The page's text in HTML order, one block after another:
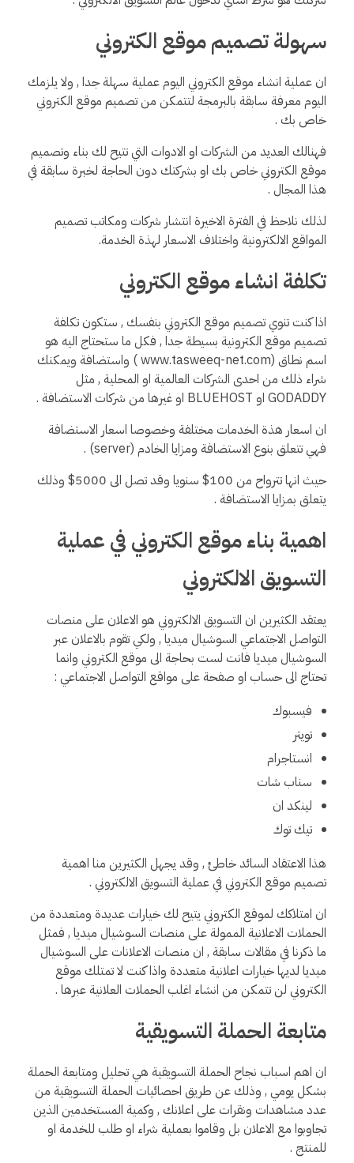
سهولة تصميم موقع الكتروني
ان عملية انشاء موقع الكتروني اليوم عملية سهلة جدا , ولا يلزمك
اليوم معرفة سابقة بالبرمجة لتتمكن من تصميم موقع الكتروني
خاص بك .
فهنالك العديد من الشركات او الادوات التي تتيح لك بناء وتصميم
موقع الكتروني خاص بك او بشركتك دون الحاجة لخبرة سابقة في
هذا المجال .
لذلك نلاحظ في الفترة الاخيرة انتشار شركات ومكاتب تصميم
المواقع الالكترونية واختلاف الاسعار لهذة الخدمة.
تكلفة انشاء موقع الكتروني
اذا كنت تنوي تصميم موقع الكتروني بنفسك , ستكون تكلفة
تصميم موقع الكترونية بسيطة جدا , فكل ما ستحتاج اليه هو
اسم نطاق (www.tasweeq-net.com ) واستضافة ويمكنك
شراء ذلك من احدى الشركات العالمية او المحلية , مثل
GODADDY او BLUEHOST او غيرها من شركات الاستضافة .
ان اسعار هذة الخدمات مختلفة وخصوصا اسعار الاستضافة
فهي تتعلق بنوع الاستضافة ومزايا الخادم (server) .
حيث انها تترواح من 100$ سنويا وقد تصل الى 5000$ وذلك
يتعلق بمزايا الاستضافة .
اهمية بناء موقع الكتروني في عملية
التسويق الالكتروني
يعتقد الكثيرين ان التسويق الالكتروني هو الاعلان على منصات
التواصل الاجتماعي السوشيال ميديا , ولكي تقوم بالاعلان عبر
السوشيال ميديا فانت لست بحاجة الى موقع الكتروني وانما
تحتاج الى حساب او صفحة على مواقع التواصل الاجتماعي :
فيسبوك
تويتر
انستاجرام
سناب شات
لينكد ان
تيك توك
هذا الاعتقاد السائد خاطئ , وقد يجهل الكثيرين منا اهمية
تصميم موقع الكتروني في عملية التسويق الالكتروني .
ان امتلاكك لموقع الكتروني يتيح لك خيارات عديدة ومتعددة من
الحملات الاعلانية الممولة على منصات السوشيال ميديا , فمثل
ما ذكرنا في مقالات سابقة , ان منصات الاعلانات على السوشيال
ميديا لديها خيارات اعلانية متعددة واذا كنت لا تمتلك موقع
الكتروني لن تتمكن من انشاء اغلب الحملات العلانية عبرها .
متابعة الحملة التسويقية
ان اهم اسباب نجاح الحملة التسويقية هي تحليل ومتابعة الحملة
بشكل يومي , وذلك عن طريق احصائيات الحملة التسويقية من
عدد مشاهدات ونقرات على اعلانك , وكمية المستخدمين الذين
تجاوبوا مع الاعلان بل وقاموا بعملية شراء او طلب للخدمة او
للمنتج .